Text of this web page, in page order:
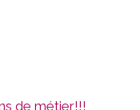
de métier!!!